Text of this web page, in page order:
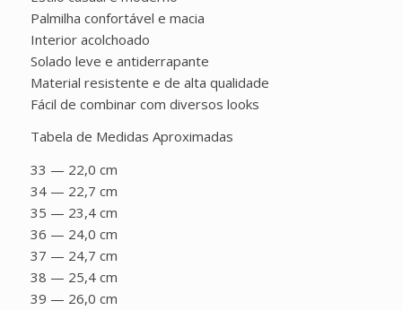
Palmilha confortável e macia
Interior acolchoado
Solado leve e antiderrapante
Material resistente e de alta qualidade
Fácil de combinar com diversos looks
Tabela de Medidas Aproximadas
33 — 22,0 cm
34 — 22,7 cm
35 — 23,4 cm
36 — 24,0 cm
37 — 24,7 cm
38 — 25,4 cm
39 — 26,0 cm